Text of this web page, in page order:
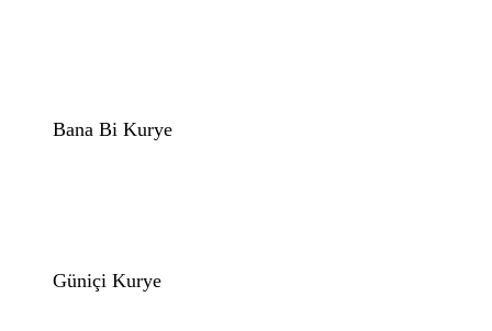
Bana Bi Kurye
Güniçi Kurye